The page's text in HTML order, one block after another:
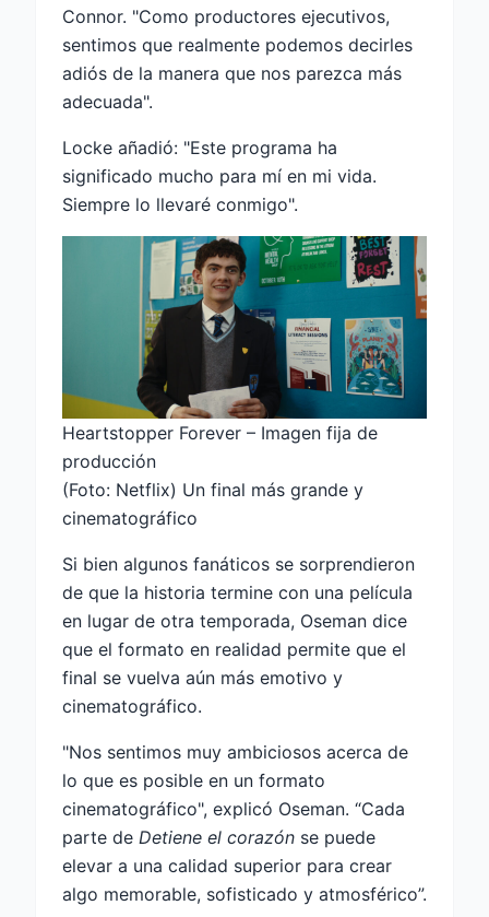
Connor. "Como productores ejecutivos,
sentimos que realmente podemos decirles
adiós de la manera que nos parezca más
adecuada".
Locke añadió: "Este programa ha
significado mucho para mí en mi vida.
Siempre lo llevaré conmigo".
Heartstopper Forever – Imagen fija de
producción
(Foto: Netflix) Un final más grande y
cinematográfico
Si bien algunos fanáticos se sorprendieron
de que la historia termine con una película
en lugar de otra temporada, Oseman dice
que el formato en realidad permite que el
final se vuelva aún más emotivo y
cinematográfico.
"Nos sentimos muy ambiciosos acerca de
lo que es posible en un formato
cinematográfico", explicó Oseman. “Cada
parte de Detiene el corazón se puede
elevar a una calidad superior para crear
algo memorable, sofisticado y atmosférico”.